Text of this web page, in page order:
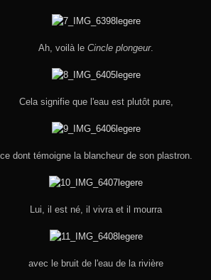
Ah, voilà le Cincle plongeur.
Cela signifie que l'eau est plutôt pure,
ce dont témoigne la blancheur de son plastron.
Lui, il est né, il vivra et il mourra
avec le bruit de l'eau de la rivière